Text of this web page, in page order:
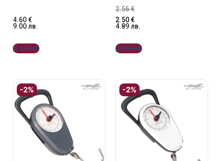
4.60€
9.00лв.
ДОБАВИ
2.56€
2.50€
4.89лв.
ДОБАВИ
-2% -2%